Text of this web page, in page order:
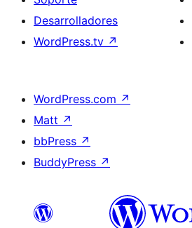
Desarrolladores
WordPress.tv ↗
WordPress.com ↗
Matt ↗
bbPress ↗
BuddyPress ↗